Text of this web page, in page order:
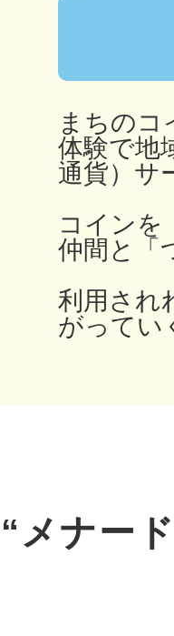
まちのコ
体験で地
通貨）サ
コインを
仲間と「
利用され
がってい
“メナー